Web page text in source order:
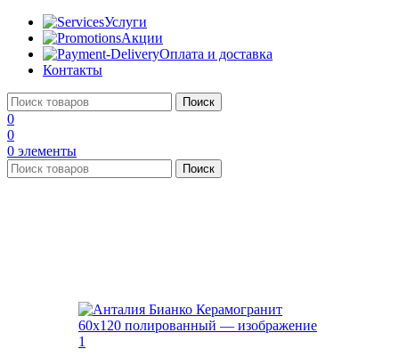
Услуги
Акции
Оплата и доставка
Контакты
Поиск
0
0
0 элементы
Поиск